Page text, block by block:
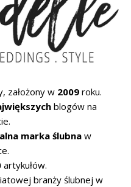
założony w 2009 roku.
blogów na
marka ślubnaw
artykułów.
branży ślubnej w